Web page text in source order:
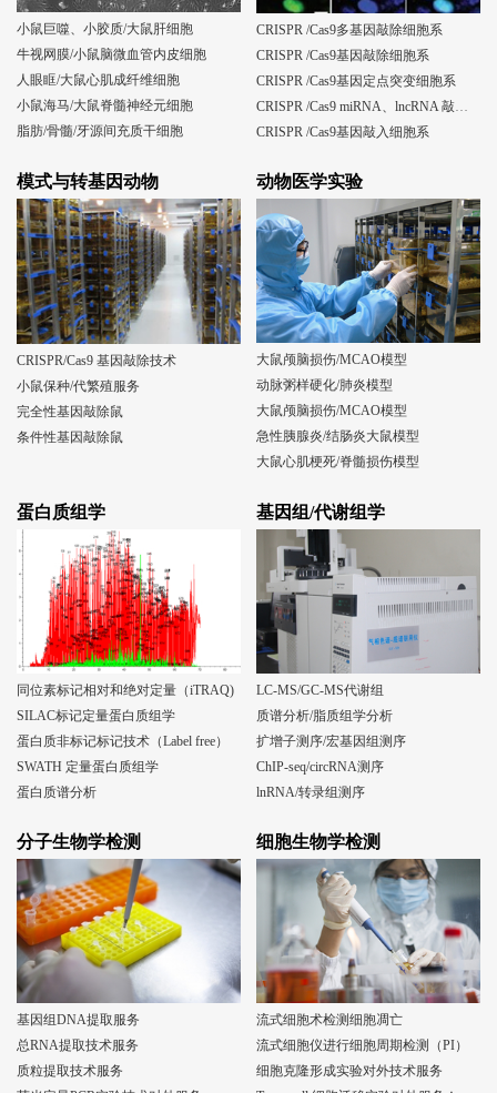
小鼠巨噬、小胶质/大鼠肝细胞
牛视网膜/小鼠脑微血管内皮细胞
人眼眶/大鼠心肌成纤维细胞
小鼠海马/大鼠脊髓神经元细胞
脂肪/骨髓/牙源间充质干细胞
CRISPR /Cas9多基因敲除细胞系
CRISPR /Cas9基因敲除细胞系
CRISPR /Cas9基因定点突变细胞系
CRISPR /Cas9基因敲入细胞系
模式与转基因动物
CRISPR/Cas9 基因敲除技术
小鼠保种/代繁殖服务
完全性基因敲除鼠
条件性基因敲除鼠
动物医学实验
大鼠颅脑损伤/MCAO模型
动脉粥样硬化/肺炎模型
大鼠颅脑损伤/MCAO模型
急性胰腺炎/结肠炎大鼠模型
大鼠心肌梗死/脊髓损伤模型
蛋白质组学
同位素标记相对和绝对定量（iTRAQ)
SILAC标记定量蛋白质组学
蛋白质非标记标记技术（Label free）
SWATH 定量蛋白质组学
蛋白质谱分析
基因组/代谢组学
LC-MS/GC-MS代谢组
质谱分析/脂质组学分析
扩增子测序/宏基因组测序
ChIP-seq/circRNA测序
lnRNA/转录组测序
分子生物学检测
基因组DNA提取服务
总RNA提取技术服务
质粒提取技术服务
细胞生物学检测
流式细胞术检测细胞凋亡
流式细胞仪进行细胞周期检测（PI）
细胞克隆形成实验对外技术服务